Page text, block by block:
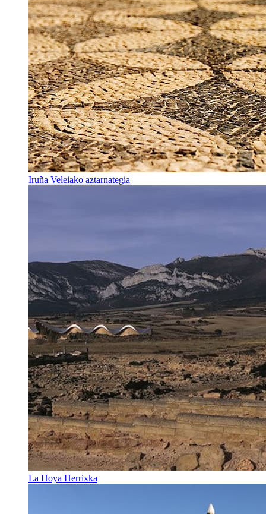
Iruña Veleiako aztarnategia
La Hoya Herrixka